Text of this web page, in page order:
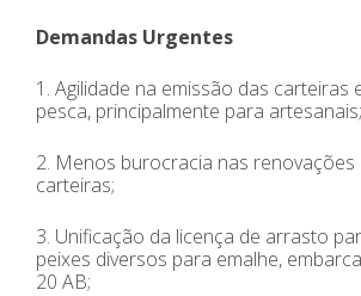
Demandas Urgentes
1. Agilidade na emissão das carteiras
pesca, principalmente para artesanais;
2. Menos burocracia nas renovações
carteiras;
3. Unificação da licença de arrasto
peixes diversos para emalhe,
20 AB;